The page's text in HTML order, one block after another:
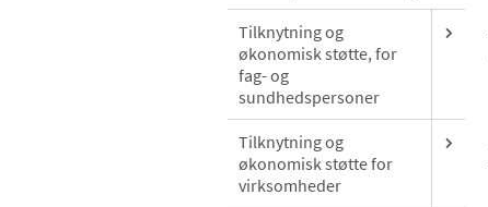
Tilknytning og
økonomisk støtte, for
fag- og
sundhedspersoner
Tilknytning og
økonomisk støtte for
virksomheder